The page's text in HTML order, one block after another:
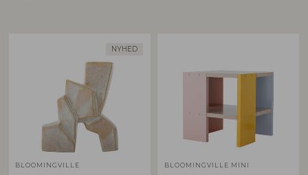
NYHED
BLOOMINGVILLE BLOOMINGVILLE MINI